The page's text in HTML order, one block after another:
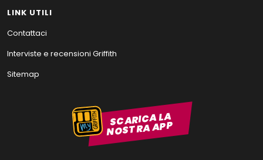
LINK UTILI
Contattaci
Interviste e recensioni Griffith
Sitemap
SCARICA LA
NOSTRA APP